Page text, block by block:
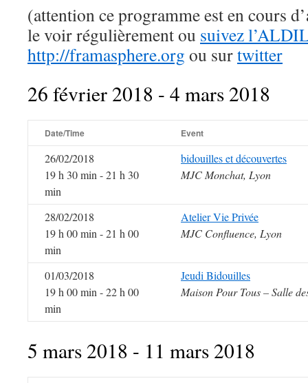
(attention ce programme est en cours
le voir régulièrement ou suivez
http://framasphere.org ou surtwitter
26 février 2018 - 4 mars 2018
Date/Time Event
26/02/2018
19 h 30 min - 21 h 30
min
bidouilles et découvertes
MJC Monchat, Lyon
28/02/2018
19 h 00 min - 21 h 00
min
Atelier Vie Privée
MJC Confluence, Lyon
01/03/2018
19 h 00 min - 22 h 00
min
Jeudi Bidouilles
Maison Pour Tous – Salle
5 mars 2018 - 11 mars 2018